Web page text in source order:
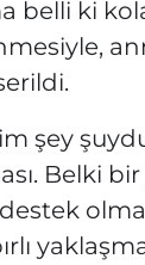
belli ki
şey
Belki